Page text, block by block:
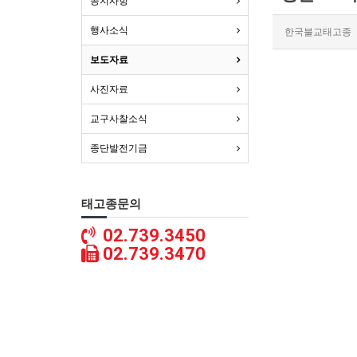
한국불교태고종
행사소식
보도자료
사진자료
교구사찰소식
종단발전기금
태고종문의
02.739.3450
02.739.3470